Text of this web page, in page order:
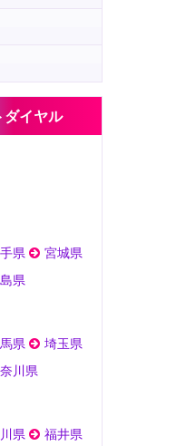
ダイヤル
県
宮城県
県
県
埼玉県
川県
県
福井県